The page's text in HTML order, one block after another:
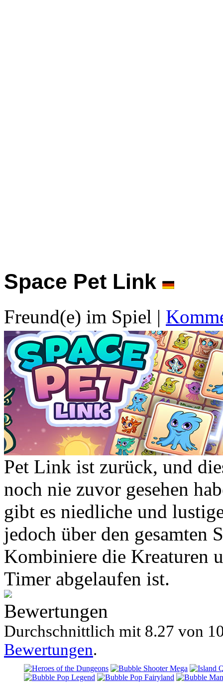
Space Pet Link
Freund(e) im Spiel |
Pet Link ist zurück, und
noch nie zuvor gesehen
gibt es niedliche und
jedoch über den gesamten
Kombiniere die Kreaturen
Timer abgelaufen ist.
Bewertungen
Durchschnittlich mit 8.27 von
Bewertungen.